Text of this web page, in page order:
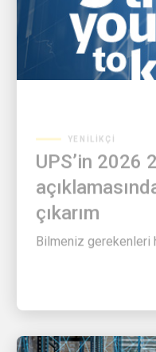
UPS’in 2026
çıkarım
Bilmeniz gerekenleri